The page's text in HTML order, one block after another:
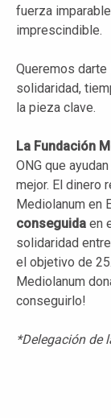
fuerza
imprescindible.
Queremos
solidaridad,
la pieza clave.
La Fundación
ONG que
mejor. El dinero
Mediolanum en
conseguida en
solidaridad
el objetivo de
Mediolanum
conseguirlo!
*Delegación de